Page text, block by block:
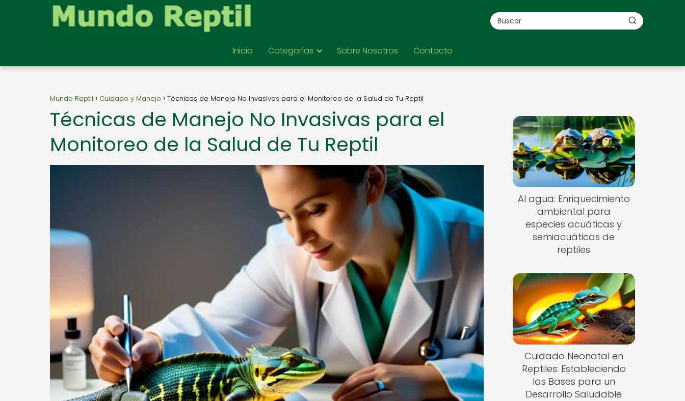
Inicio Categorías Sobre Nosotros Contacto
Mundo Reptil Cuidado y Manejo Técnicas de Manejo No Invasivas para el Monitoreo de la Salud de Tu Reptil
Técnicas de Manejo No Invasivas para el
Monitoreo de la Salud de Tu Reptil
Al agua: Enriquecimiento
ambiental para
especies acuáticas y
semiacuáticas de
reptiles
Cuidado Neonatal en
Reptiles: Estableciendo
las Bases para un
Desarrollo Saludable